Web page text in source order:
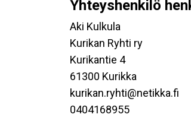
Yhteyshenkilö
Aki Kulkula
Kurikan Ryhti ry
Kurikantie 4
61300 Kurikka
kurikan.ryhti@netikka.fi
0404168955